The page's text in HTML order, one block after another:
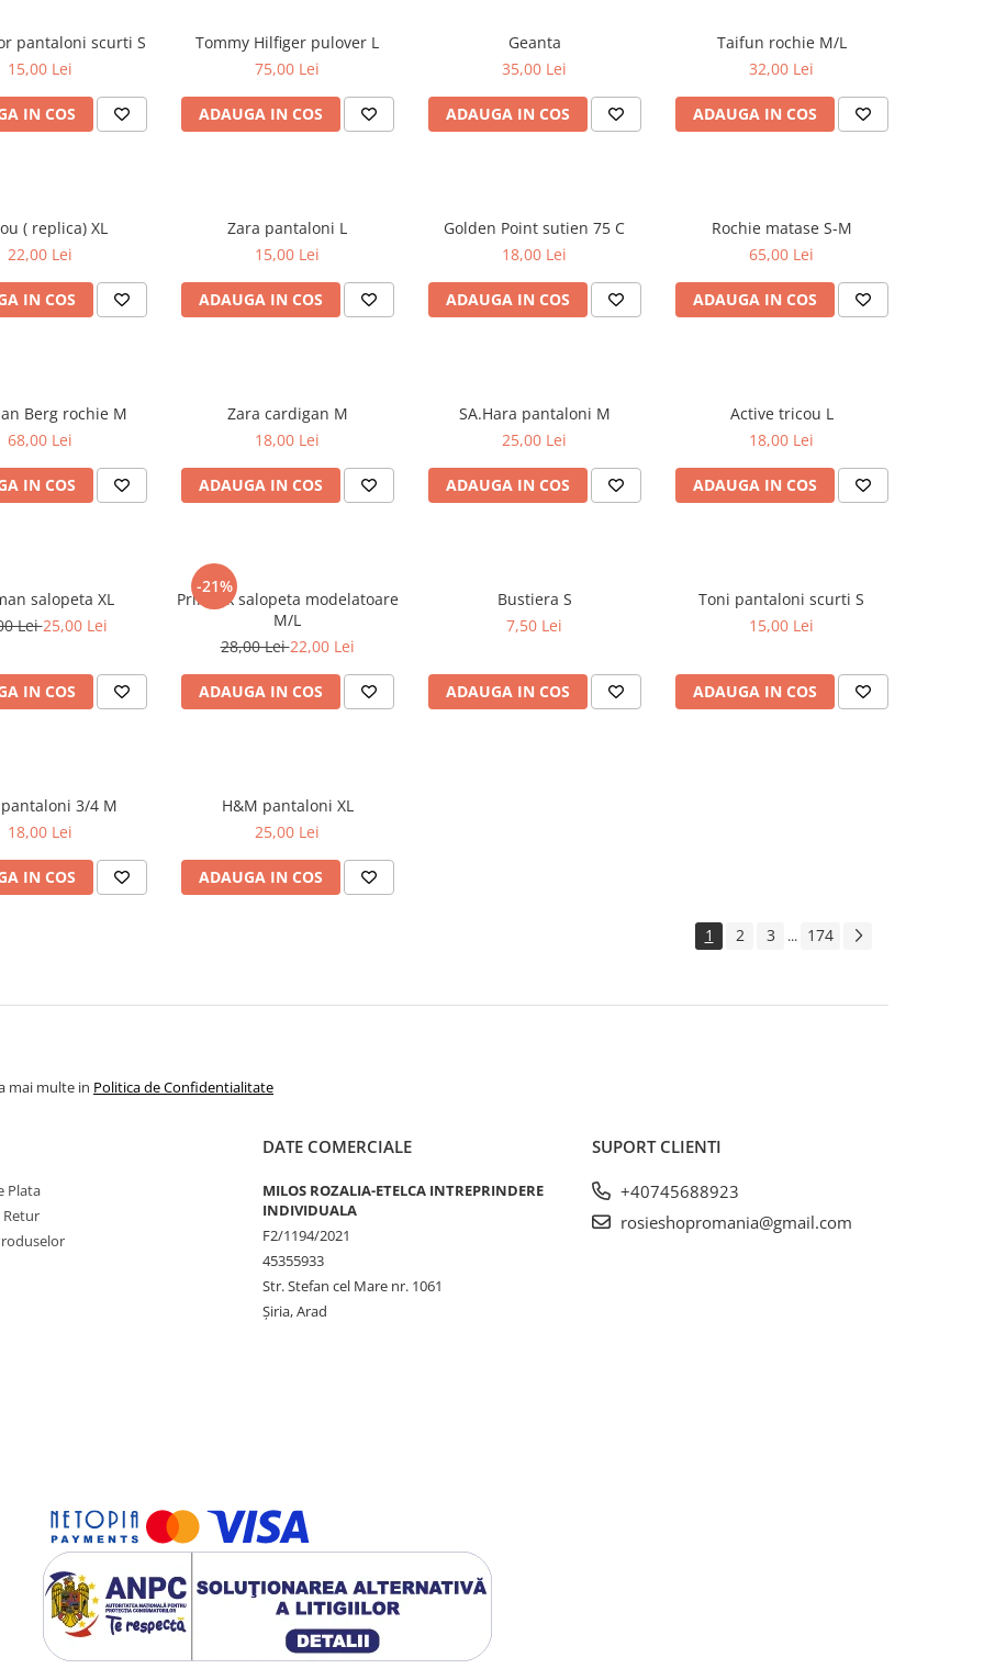
Tom Tailor pantaloni scurti S
15,00 Lei
IN COS
Tommy Hilfiger pulover L
75,00 Lei
ADAUGA IN COS
Geanta
35,00 Lei
ADAUGA IN COS
Taifun rochie M/L
32,00 Lei
ADAUGA IN COS
Tricou ( replica) XL
22,00 Lei
IN COS
Zara pantaloni L
15,00 Lei
ADAUGA IN COS
Golden Point sutien 75 C
18,00 Lei
ADAUGA IN COS
Rochie matase S-M
65,00 Lei
ADAUGA IN COS
Christian Berg rochie M
68,00 Lei
IN COS
Zara cardigan M
18,00 Lei
ADAUGA IN COS
SA.Hara pantaloni M
25,00 Lei
ADAUGA IN COS
Active tricou L
18,00 Lei
ADAUGA IN COS
Zeeman salopeta XL
Lei25,00 Lei
IN COS
-21%
Primark salopeta modelatoare
M/L
28,00 Lei22,00 Lei
ADAUGA IN COS
Bustiera S
7,50 Lei
ADAUGA IN COS
Toni pantaloni scurti S
15,00 Lei
ADAUGA IN COS
Only pantaloni 3/4 M
18,00 Lei
IN COS
H&M pantaloni XL
25,00 Lei
ADAUGA IN COS
1 2 3 ... 174
mai multe in Politica de Confidentialitate
Plata
Retur
DATE COMERCIALE
MILOS ROZALIA-ETELCA INTREPRINDERE
INDIVIDUALA
F2/1194/2021
45355933
Str. Stefan cel Mare nr. 1061
Șiria, Arad
SUPORT CLIENTI
+40745688923
rosieshopromania@gmail.com